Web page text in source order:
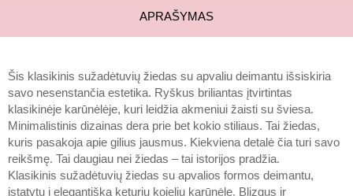
APRAŠYMAS
Šis klasikinis sužadėtuvių žiedas su apvaliu deimantu išsiskiria
savo nesenstančia estetika. Ryškus briliantas įtvirtintas
klasikinėje karūnėlėje, kuri leidžia akmeniui žaisti su šviesa.
Minimalistinis dizainas dera prie bet kokio stiliaus. Tai žiedas,
kuris pasakoja apie gilius jausmus. Kiekviena detalė čia turi savo
reikšmę. Tai daugiau nei žiedas – tai istorijos pradžia.
Klasikinis sužadėtuvių žiedas su apvalios formos deimantu,
įstatytu į elegantišką keturių kojelių karūnėlę. Blizgus ir